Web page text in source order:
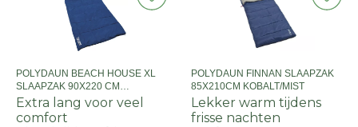
POLYDAUN BEACH HOUSE XL
SLAAPZAK 90X220 CM
BLUE/WAVE
Extra lang voor veel
comfort
POLYDAUN FINNAN SLAAPZAK
85X210CM KOBALT/MIST
Lekker warm tijdens
frisse nachten